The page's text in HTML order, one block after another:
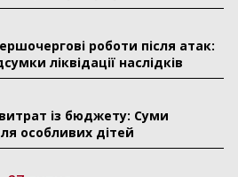
роботи після атак:
ліквідації наслідків
із бюджету: Суми
особливих дітей